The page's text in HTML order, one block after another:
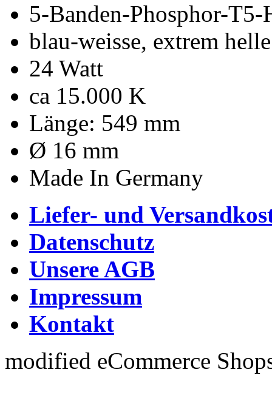
5-Banden-Phosphor-
blau-weisse, extrem
24 Watt
ca 15.000 K
Länge: 549 mm
Ø 16 mm
Made In Germany
Liefer- und
Datenschutz
Unsere AGB
Impressum
Kontakt
modified eCommerce